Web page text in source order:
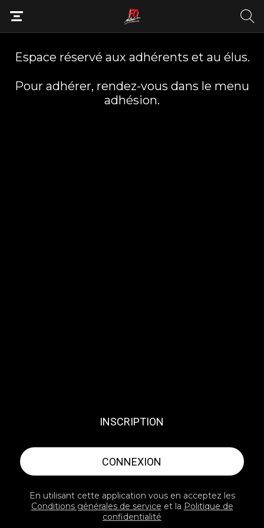
Espace réservé aux adhérents et au élus.
Pour adhérer, rendez-vous dans le menu
adhésion.
INSCRIPTION
CONNEXION
En utilisant cette application vous en acceptez les
Conditions générales de service et la Politique de
confidentialité